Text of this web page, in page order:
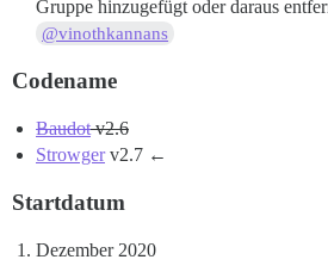
Gruppe hinzugefügt oder daraus
@vinothkannans
Codename
Baudotv2.6
Strowgerv2.7 ←
Startdatum
Dezember 2020